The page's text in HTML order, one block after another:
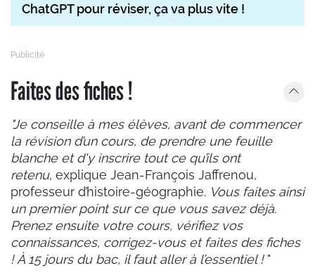
ChatGPT pour réviser, ça va plus vite !
Faites des fiches !
"Je conseille à mes élèves, avant de commencer
la révision d’un cours, de prendre une feuille
blanche et d'y inscrire tout ce qu’ils ont
retenu, explique Jean-François Jaffrenou,
professeur d’histoire-géographie. Vous faites ainsi
un premier point sur ce que vous savez déjà.
Prenez ensuite votre cours, vérifiez vos
connaissances, corrigez-vous et faites des fiches
! À 15 jours du bac, il faut aller à l’essentiel ! "